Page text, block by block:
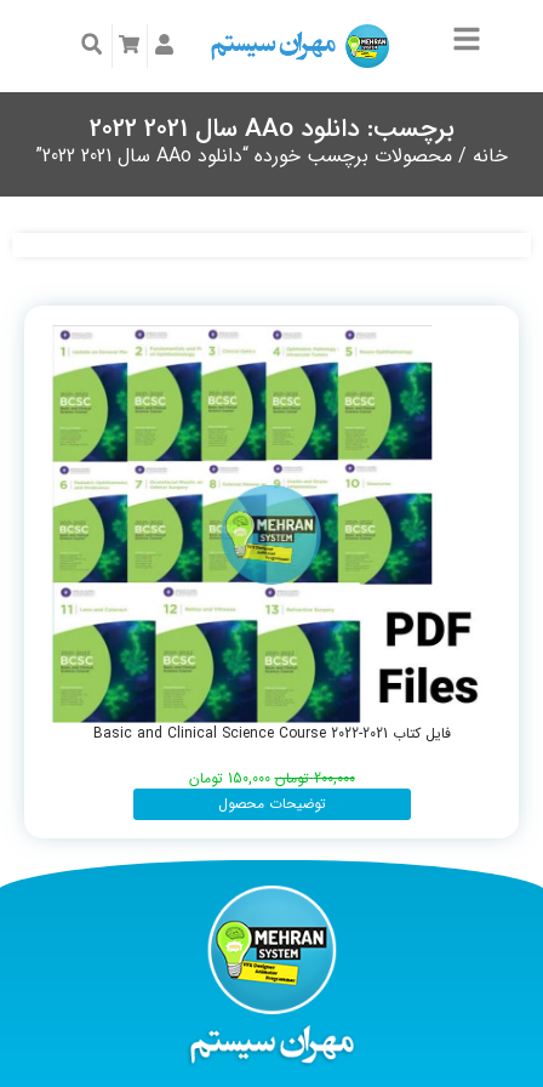
برچسب: دانلود AAo سال 2021 2022
خانه / محصولات برچسب خورده “دانلود AAo سال 2021 2022”
فایل کتاب Basic and Clinical Science Course 2022-2021
200,000 تومان 150,000 تومان
توضیحات محصول